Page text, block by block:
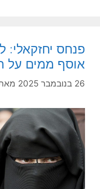
פנחס יחזקאלי:
אוסף ממים על
26 בנובמבר 2025